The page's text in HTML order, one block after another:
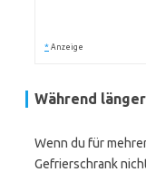
* Anzeige
Während
Wenn du für
Gefrierschrank